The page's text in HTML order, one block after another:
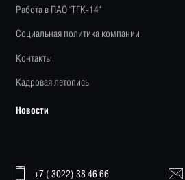
Работа в ПАО "ТГК-14"
Социальная политика компании
Контакты
Кадровая летопись
Новости
+7 ( 3022) 38 46 66